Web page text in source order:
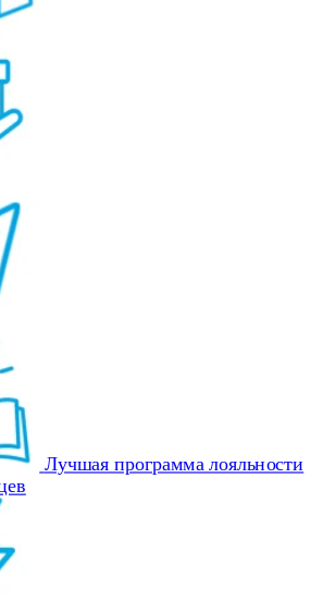
Лучшая программа лояльности